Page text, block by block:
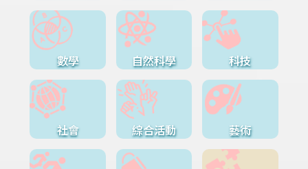
數學 自然科學 科技
社會 綜合活動 藝術